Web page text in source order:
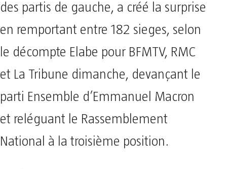
des partis de gauche, a créé la surprise
en remportant entre 182 sieges, selon
le décompte Elabe pour BFMTV, RMC
et La Tribune dimanche, devançant le
parti Ensemble d’Emmanuel Macron
et reléguant le Rassemblement
National à la troisième position.